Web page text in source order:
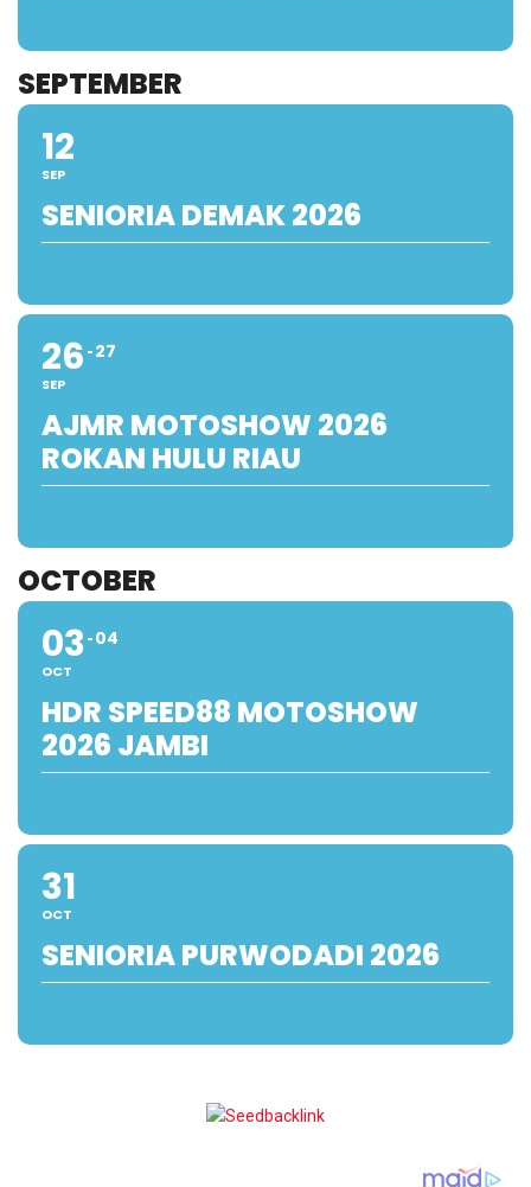
SEPTEMBER
12
SEP
SENIORIA DEMAK 2026
26
SEP
27
AJMR MOTOSHOW 2026
ROKAN HULU RIAU
OCTOBER
03
OCT
04
HDR SPEED88 MOTOSHOW
2026 JAMBI
31
OCT
SENIORIA PURWODADI 2026